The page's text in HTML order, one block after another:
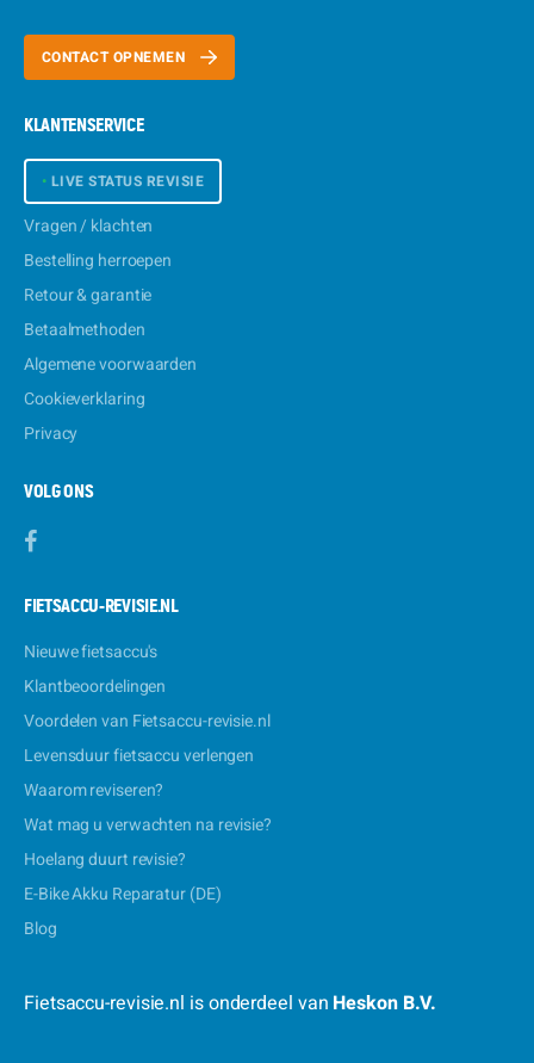
CONTACT OPNEMEN
KLANTENSERVICE
• LIVE STATUS REVISIE
Vragen / klachten
Bestelling herroepen
Retour & garantie
Betaalmethoden
Algemene voorwaarden
Cookieverklaring
Privacy
VOLG ONS
FIETSACCU-REVISIE.NL
Nieuwe fietsaccu's
Klantbeoordelingen
Voordelen van Fietsaccu-revisie.nl
Levensduur fietsaccu verlengen
Waarom reviseren?
Wat mag u verwachten na revisie?
Hoelang duurt revisie?
E-Bike Akku Reparatur (DE)
Blog
Fietsaccu-revisie.nl is onderdeel van Heskon B.V.